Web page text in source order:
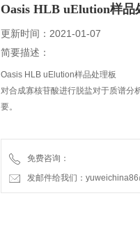
Oasis HLB uElution样品
更新时间：2021-01-07
简要描述：
Oasis HLB uElution样品处理板
对合成寡核苷酸进行脱盐对于质谱分
要。
免费咨询：
发邮件给我们：